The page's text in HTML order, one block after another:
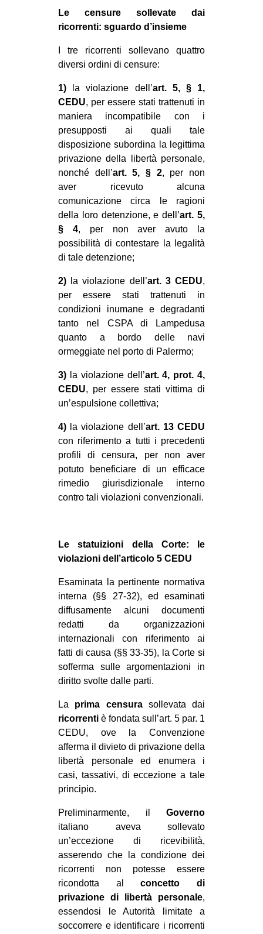
Le censure sollevate dai
ricorrenti: sguardo d’insieme
I tre ricorrenti sollevano quattro
diversi ordini di censure:
1) la violazione dell’art. 5, § 1,
CEDU, per essere stati trattenuti in
maniera incompatibile con i
presupposti ai quali tale
disposizione subordina la legittima
privazione della libertà personale,
nonché dell’art. 5, § 2, per non
aver ricevuto alcuna
comunicazione circa le ragioni
della loro detenzione, e dell’art. 5,
§ 4, per non aver avuto la
possibilità di contestare la legalità
di tale detenzione;
2) la violazione dell’art. 3 CEDU,
per essere stati trattenuti in
condizioni inumane e degradanti
tanto nel CSPA di Lampedusa
quanto a bordo delle navi
ormeggiate nel porto di Palermo;
3) la violazione dell’art. 4, prot. 4,
CEDU, per essere stati vittima di
un’espulsione collettiva;
4) la violazione dell’art. 13 CEDU
con riferimento a tutti i precedenti
profili di censura, per non aver
potuto beneficiare di un efficace
rimedio giurisdizionale interno
contro tali violazioni convenzionali.
Le statuizioni della Corte: le
violazioni dell’articolo 5 CEDU
Esaminata la pertinente normativa
interna (§§ 27-32), ed esaminati
diffusamente alcuni documenti
redatti da organizzazioni
internazionali con riferimento ai
fatti di causa (§§ 33-35), la Corte si
sofferma sulle argomentazioni in
diritto svolte dalle parti.
La prima censurasollevata dai
ricorrenti è fondata sull’art. 5 par. 1
CEDU, ove la Convenzione
afferma il divieto di privazione della
libertà personale ed enumera i
casi, tassativi, di eccezione a tale
principio.
Preliminarmente, il Governo
italiano aveva sollevato
un’eccezione di ricevibilità,
asserendo che la condizione dei
ricorrenti non potesse essere
ricondotta alconcetto di
privazione di libertà personale,
essendosi le Autorità limitate a
soccorrere e identificare i ricorrenti